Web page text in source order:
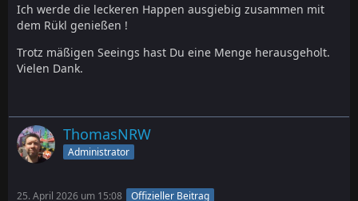
Ich werde die leckeren Happen ausgiebig zusammen mit
dem Rükl genießen !
Trotz mäßigen Seeings hast Du eine Menge herausgeholt.
Vielen Dank.
ThomasNRW
Administrator
25. April 2026 um 15:08 Offizieller Beitrag